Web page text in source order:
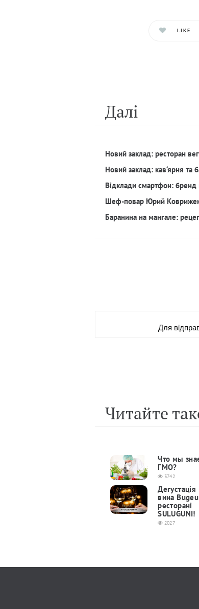
LIKE
Далi
Новий заклад: ресторан
Новий заклад: кав‘ярня та
Відклади смартфон: бренд
Шеф-повар Юрий
Баранина на мангале:
Для
Читайте
Что мы
ГМО?
3742
Дегустація
вина
ресторані
SULUGUNI!
2027